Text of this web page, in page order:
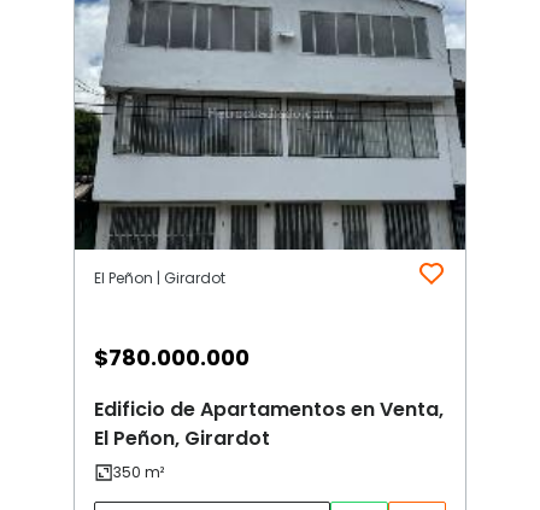
El Peñon | Girardot
$780.000.000
Edificio de Apartamentos en Venta,
El Peñon, Girardot